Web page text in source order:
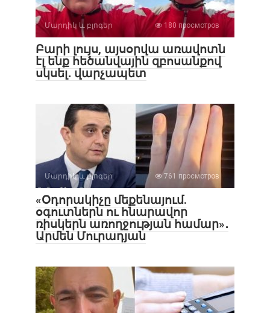
Մարդիկ և բլոգեր 180 просмотров
Բարի լույս, այսօրվա առավոտն
էլ ենք հեծանվային զբոսանքով
սկսել․ վարչապետ
Մարդիկ և բլոգեր 761 просмотров
«Օդորակիչը մեքենայում.
օգուտներն ու հնարավոր
ռիսկերն առողջության համար»․
Արմեն Մուրադյան